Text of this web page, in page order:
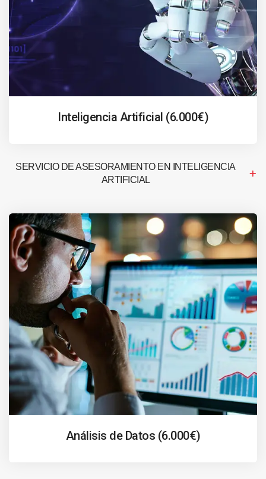
Inteligencia Artificial (6.000€)
SERVICIO DE ASESORAMIENTO EN INTELIGENCIA
ARTIFICIAL
Análisis de Datos (6.000€)